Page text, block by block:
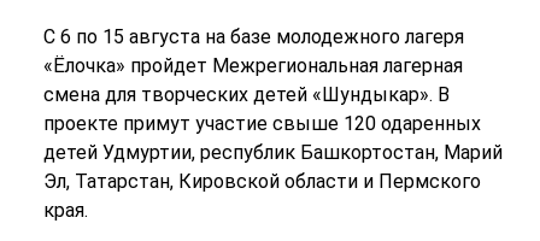
С 6 по 15 августа на базе молодежного лагеря
«Ёлочка» пройдет Межрегиональная лагерная
смена для творческих детей «Шундыкар». В
проекте примут участие свыше 120 одаренных
детей Удмуртии, республик Башкортостан, Марий
Эл, Татарстан, Кировской области и Пермского
края.